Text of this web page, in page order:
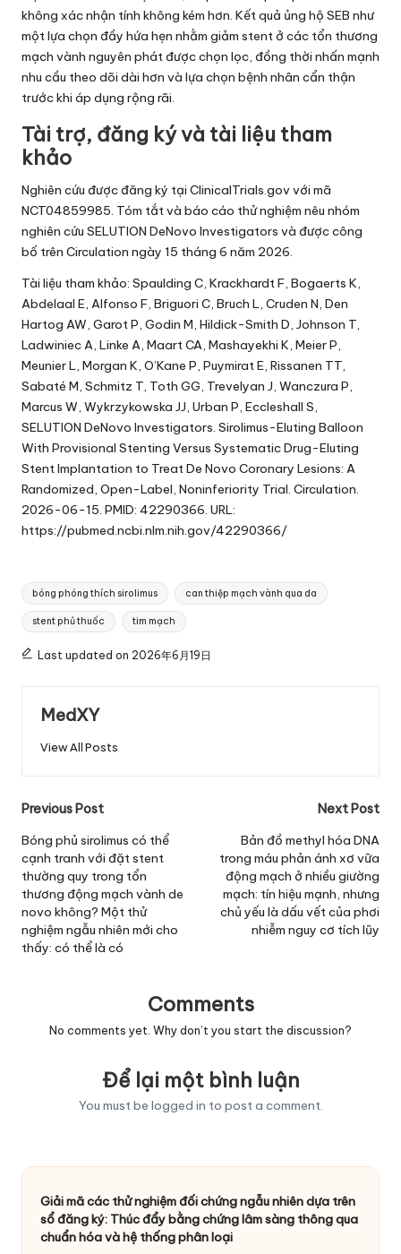
không xác nhận tính không kém hơn. Kết quả ủng hộ SEB như
một lựa chọn đầy hứa hẹn nhằm giảm stent ở các tổn thương
mạch vành nguyên phát được chọn lọc, đồng thời nhấn mạnh
nhu cầu theo dõi dài hơn và lựa chọn bệnh nhân cẩn thận
trước khi áp dụng rộng rãi.
Tài trợ, đăng ký và tài liệu tham
khảo
Nghiên cứu được đăng ký tại ClinicalTrials.gov với mã
NCT04859985. Tóm tắt và báo cáo thử nghiệm nêu nhóm
nghiên cứu SELUTION DeNovo Investigators và được công
bố trên Circulation ngày 15 tháng 6 năm 2026.
Tài liệu tham khảo: Spaulding C, Krackhardt F, Bogaerts K,
Abdelaal E, Alfonso F, Briguori C, Bruch L, Cruden N, Den
Hartog AW, Garot P, Godin M, Hildick-Smith D, Johnson T,
Ladwiniec A, Linke A, Maart CA, Mashayekhi K, Meier P,
Meunier L, Morgan K, O’Kane P, Puymirat E, Rissanen TT,
Sabaté M, Schmitz T, Toth GG, Trevelyan J, Wanczura P,
Marcus W, Wykrzykowska JJ, Urban P, Eccleshall S,
SELUTION DeNovo Investigators. Sirolimus-Eluting Balloon
With Provisional Stenting Versus Systematic Drug-Eluting
Stent Implantation to Treat De Novo Coronary Lesions: A
Randomized, Open-Label, Noninferiority Trial. Circulation.
2026-06-15. PMID: 42290366. URL:
https://pubmed.ncbi.nlm.nih.gov/42290366/
Tags:
bóng phóng thích sirolimus can thiệp mạch vành qua da
stent phủ thuốc tim mạch
Last updated on 2026年6月19日
MedXY
View All Posts
Post
navigation
Previous Post
Bóng phủ sirolimus có thể
cạnh tranh với đặt stent
thường quy trong tổn
thương động mạch vành de
novo không? Một thử
nghiệm ngẫu nhiên mới cho
thấy: có thể là có
Next Post
Bản đồ methyl hóa DNA
trong máu phản ánh xơ vữa
động mạch ở nhiều giường
mạch: tín hiệu mạnh, nhưng
chủ yếu là dấu vết của phơi
nhiễm nguy cơ tích lũy
Comments
No comments yet. Why don’t you start the discussion?
Để lại một bình luận
You must be logged in to post a comment.
Giải mã các thử nghiệm đối chứng ngẫu nhiên dựa trên
sổ đăng ký: Thúc đẩy bằng chứng lâm sàng thông qua
chuẩn hóa và hệ thống phân loại